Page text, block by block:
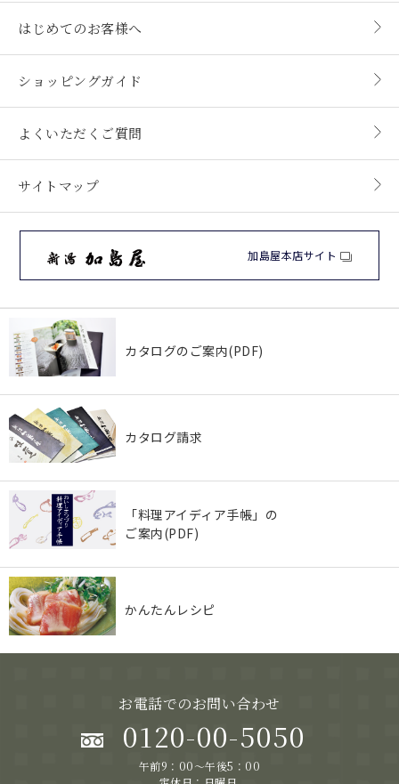
はじめてのお客様へ
ショッピングガイド
よくいただくご質問
サイトマップ
加島屋本店サイト
カタログのご案内(PDF)
カタログ請求
「料理アイディア手帳」の
ご案内(PDF)
かんたんレシピ
お電話でのお問い合わせ
0120-00-5050
午前9：00～午後5：00